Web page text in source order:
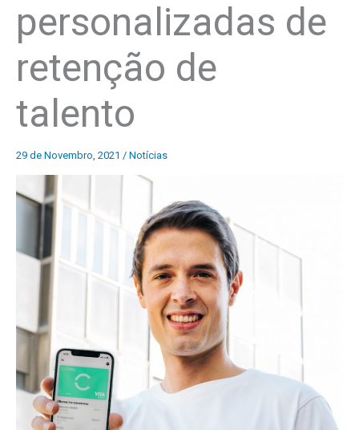
personalizadas de
retenção de
talento
29 de Novembro, 2021 / Notícias